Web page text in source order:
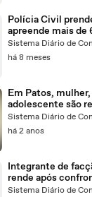
Polícia Civil
apreende mais de
Patos e João
Sistema Diário de
há 8 meses
Em Patos,
adolescente são
possível cárcere
preso
Sistema Diário de
há 2 anos
Integrante de
rende após
Militar em Boa
Sistema Diário de